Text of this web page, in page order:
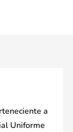
a
Uniforme